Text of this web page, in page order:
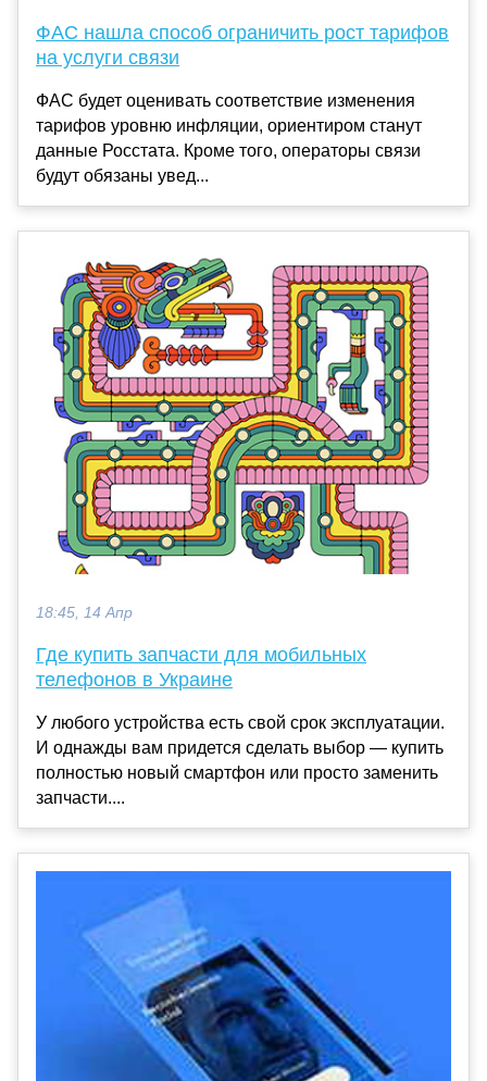
ФАС нашла способ ограничить рост тарифов
на услуги связи
ФАС будет оценивать соответствие изменения
тарифов уровню инфляции, ориентиром станут
данные Росстата. Кроме того, операторы связи
будут обязаны увед...
18:45, 14 Апр
Где купить запчасти для мобильных
телефонов в Украине
У любого устройства есть свой срок эксплуатации.
И однажды вам придется сделать выбор — купить
полностью новый смартфон или просто заменить
запчасти....